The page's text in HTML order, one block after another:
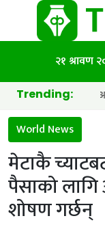
२१ श्रावण
Trending:
द इयर’ अवार्ड
World News
मेटाकै
पैसाको
शोषण गर्छन्